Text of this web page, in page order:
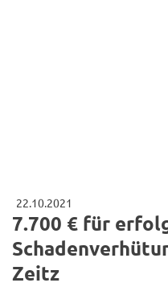
22.10.2021
7.700 € für
Zeitz